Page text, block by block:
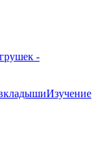
-
Изучение